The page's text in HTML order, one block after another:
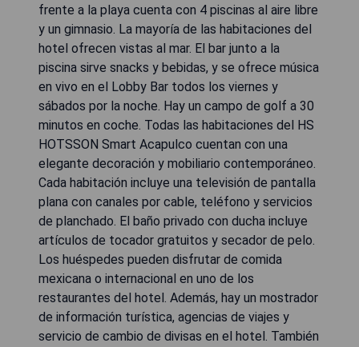
frente a la playa cuenta con 4 piscinas al aire libre
y un gimnasio. La mayoría de las habitaciones del
hotel ofrecen vistas al mar. El bar junto a la
piscina sirve snacks y bebidas, y se ofrece música
en vivo en el Lobby Bar todos los viernes y
sábados por la noche. Hay un campo de golf a 30
minutos en coche. Todas las habitaciones del HS
HOTSSON Smart Acapulco cuentan con una
elegante decoración y mobiliario contemporáneo.
Cada habitación incluye una televisión de pantalla
plana con canales por cable, teléfono y servicios
de planchado. El baño privado con ducha incluye
artículos de tocador gratuitos y secador de pelo.
Los huéspedes pueden disfrutar de comida
mexicana o internacional en uno de los
restaurantes del hotel. Además, hay un mostrador
de información turística, agencias de viajes y
servicio de cambio de divisas en el hotel. También